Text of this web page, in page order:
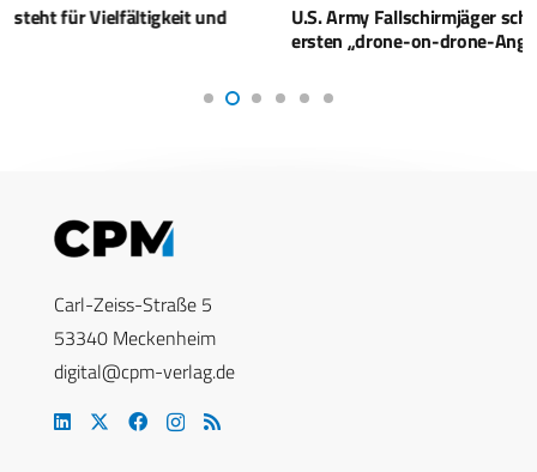
U.S. Army Fallschirmjäger schreiben Geschichte mit dem
ersten „drone-on-drone-Angriff“
Carl-Zeiss-Straße 5
53340 Meckenheim
digital@cpm-verlag.de